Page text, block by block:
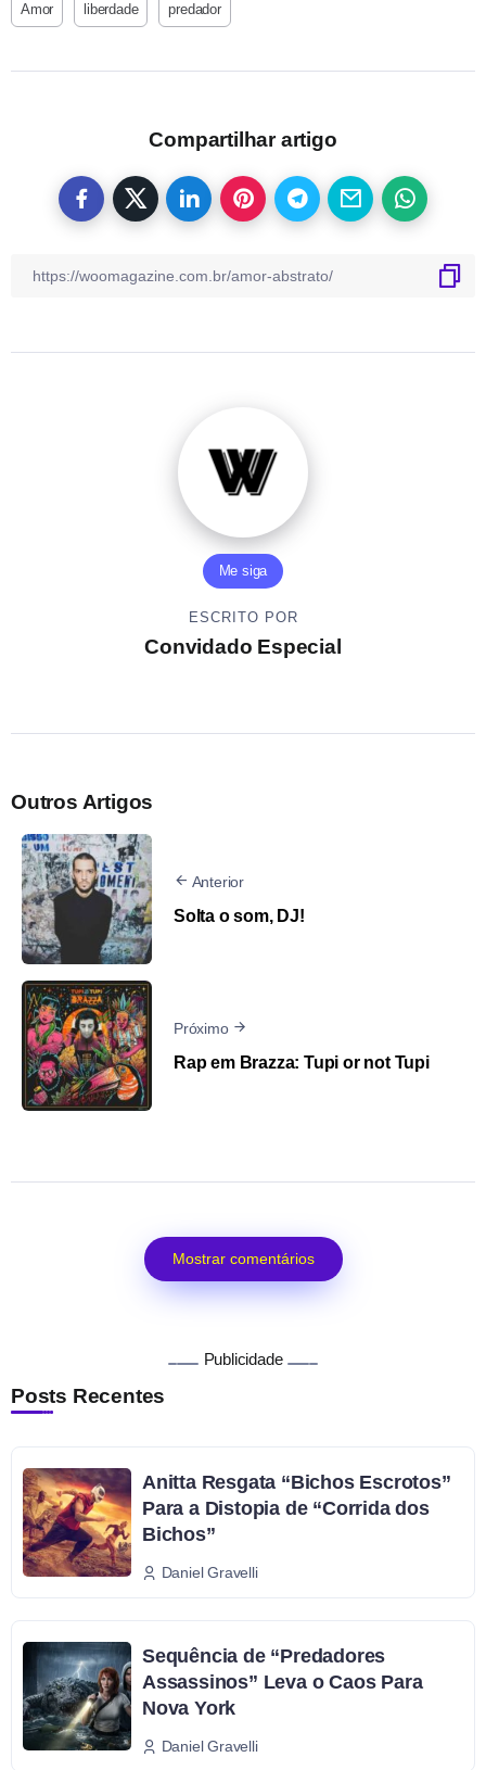
Amor liberdade predador
Compartilhar artigo
Me siga
ESCRITO POR
Convidado Especial
Outros Artigos
Anterior
Solta o som, DJ!
Próximo
Rap em Brazza: Tupi or not Tupi
Mostrar comentários
Publicidade
Posts Recentes
Anitta Resgata “Bichos Escrotos”
Para a Distopia de “Corrida dos
Bichos”
Daniel Gravelli
Sequência de “Predadores
Assassinos” Leva o Caos Para
Nova York
Daniel Gravelli